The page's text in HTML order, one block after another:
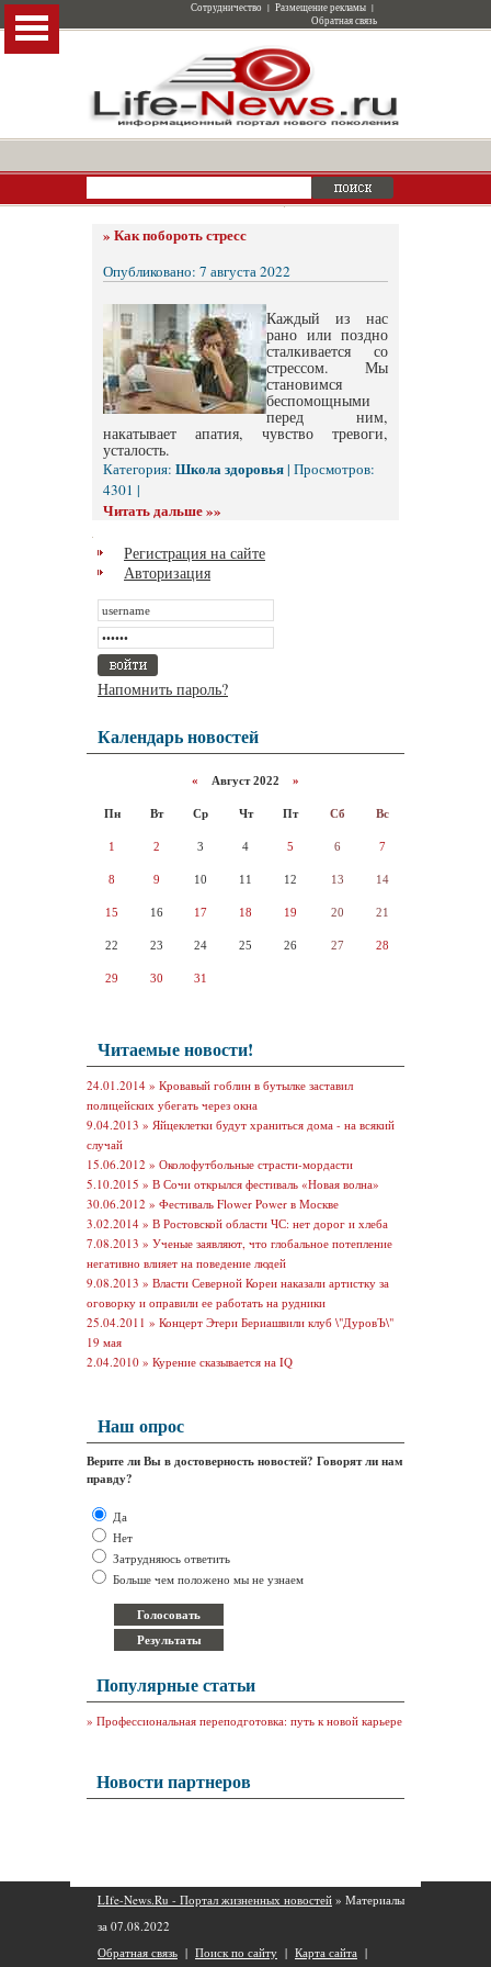
Сотрудничество | Размещение рекламы |
Обратная связь
» Как побороть стресс
Опубликовано: 7 августа 2022
Каждый из нас
рано или поздно
сталкивается со
стрессом. Мы
становимся
беспомощными
перед ним,
накатывает апатия, чувство тревоги,
усталость.
Категория: Школа здоровья| Просмотров:
4301 |
Читать дальше »»
Регистрация на сайте
Авторизация
Напомнить пароль?
Календарь новостей
« Август 2022 »
Пн Вт Ср Чт Пт Сб Вс
1 2 3 4 5 6 7
8 9 10 11 12 13 14
15 16 17 18 19 20 21
22 23 24 25 26 27 28
29 30 31
Читаемые новости!
24.01.2014 » Кровавый гоблин в бутылке заставил
полицейских убегать через окна
9.04.2013 » Яйцеклетки будут храниться дома - на всякий
случай
15.06.2012 » Околофутбольные страсти-мордасти
5.10.2015 » В Сочи открылся фестиваль «Новая волна»
30.06.2012 » Фестиваль Flower Power в Москве
3.02.2014 » В Ростовской области ЧС: нет дорог и хлеба
7.08.2013 » Ученые заявляют, что глобальное потепление
негативно влияет на поведение людей
9.08.2013 » Власти Северной Кореи наказали артистку за
оговорку и оправили ее работать на рудники
25.04.2011 » Концерт Этери Бериашвили клуб \"ДуровЪ\"
19 мая
2.04.2010 » Курение сказывается на IQ
Наш опрос
Верите ли Вы в достоверность новостей? Говорят ли нам
правду?
Да
Нет
Затрудняюсь ответить
Больше чем положено мы не узнаем
Популярные статьи
» Профессиональная переподготовка: путь к новой карьере
Новости партнеров
LIfe-News.Ru - Портал жизненных новостей » Материалы
за 07.08.2022
Обратная связь | Поиск по сайту | Карта сайта |